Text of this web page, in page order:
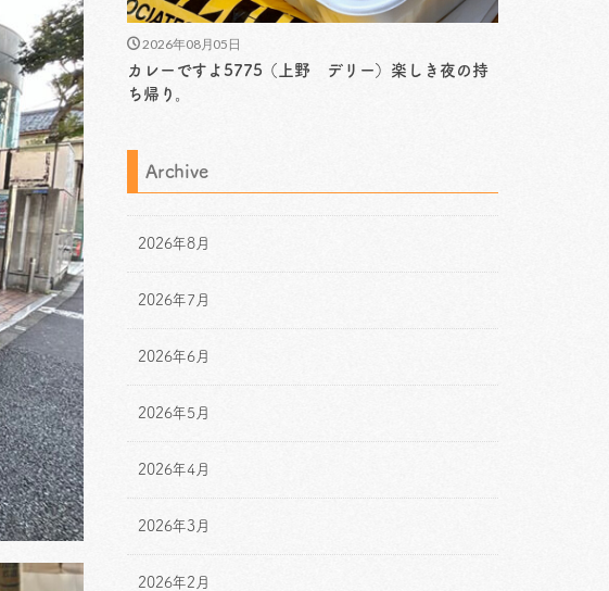
2026年08月05日
カレーですよ5775（上野 デリー）楽しき夜の持
ち帰り。
Archive
2026年8月
2026年7月
2026年6月
2026年5月
2026年4月
2026年3月
2026年2月